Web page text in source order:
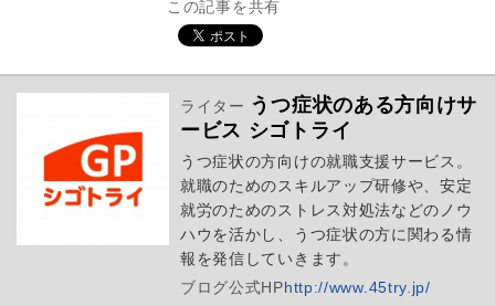
この記事を共有
ライター うつ症状のある方向けサ
ービス シゴトライ
うつ症状の方向けの就職支援サービス。
就職のためのスキルアップ研修や、安定
就労のためのストレス対処法などのノウ
ハウを活かし、うつ症状の方に関わる情
報を発信していきます。
ブログ公式HPhttp://www.45try.jp/